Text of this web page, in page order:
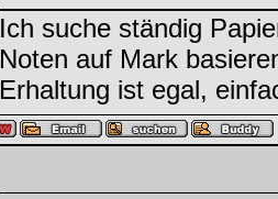
Ich suche ständig
Noten auf Mark
Erhaltung ist egal,